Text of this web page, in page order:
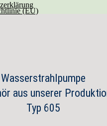
(EU)
Wasserstrahlpumpe
aus unserer
Typ 605